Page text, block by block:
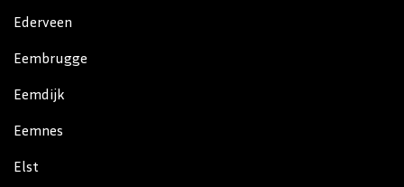
Ederveen
Eembrugge
Eemdijk
Eemnes
Elst